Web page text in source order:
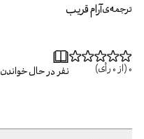
ترجمه‌یآرام قریب
0 (از 0 رأی) نفر در حال خواندن